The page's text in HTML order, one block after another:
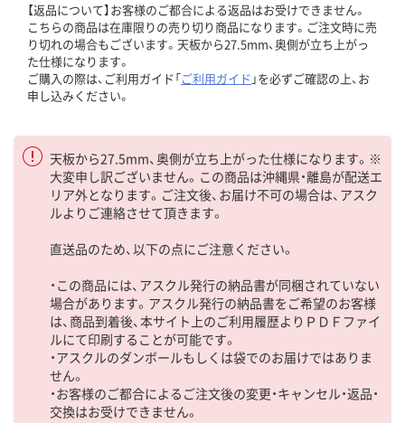
【返品について】お客様のご都合による返品はお受けできません。
こちらの商品は在庫限りの売り切り商品になります。ご注文時に売
り切れの場合もございます。天板から27.5mm、奥側が立ち上がっ
た仕様になります。
ご購入の際は、ご利用ガイド「ご利用ガイド 」を必ずご確認の上、お
申し込みください。
天板から27.5mm、奥側が立ち上がった仕様になります。※
大変申し訳ございません。この商品は沖縄県・離島が配送エ
リア外となります。ご注文後、お届け不可の場合は、アスク
ルよりご連絡させて頂きます。
直送品のため、以下の点にご注意ください。
・この商品には、アスクル発行の納品書が同梱されていない
場合があります。アスクル発行の納品書をご希望のお客様
は、商品到着後、本サイト上のご利用履歴よりＰＤＦファイ
ルにて印刷することが可能です。
・アスクルのダンボールもしくは袋でのお届けではありま
せん。
・お客様のご都合によるご注文後の変更・キャンセル・返品・
交換はお受けできません。